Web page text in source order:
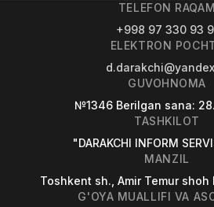
TELEFON RAQAM
+998 97 330 93
ELEKTRON
GUVOHNOMA
№1346 Berilgan sana:
TASHKILOT
"DARAKCHI INFORM
MANZIL
Toshkent sh., Amir Temur
G'OYA MUALLIFI VA